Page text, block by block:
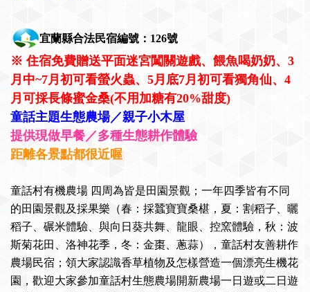
宜蘭縣合法民宿編號：126號
※ 住宿免費贈送平面迷宮闖關遊戲、餵魚喝奶奶、3
月中~7月初可看螢火蟲、5月底7月初可看獨角仙、4
月可採長條蜜金桑(不用加糖有20%甜度)
童話主題生態農場／親子小木屋
提供現做早餐／多種生態耕作體驗
距離各景點都很近喔
童話村有機農場 四周為皆是田園景觀；一年四季皆有不同
的田園景觀及採果樂（春：採蠶寶寶桑椹，夏：割稻子、曬
稻子、碾米體驗、與向日葵共舞、龍眼、控窯體驗，秋：波
斯菊花田、洛神花季，冬：金棗、蔥蒜），童話村友善耕作
農場民宿；領大家認識香草植物及怎樣營造一個漂亮生機花
園，歡迎大家參加童話村生態農場開新農場一日遊或二日遊